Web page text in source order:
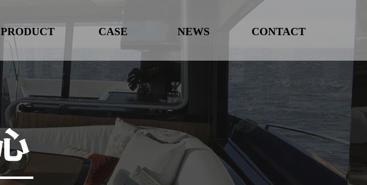
PRODUCT
CASE
NEWS
CONTACT